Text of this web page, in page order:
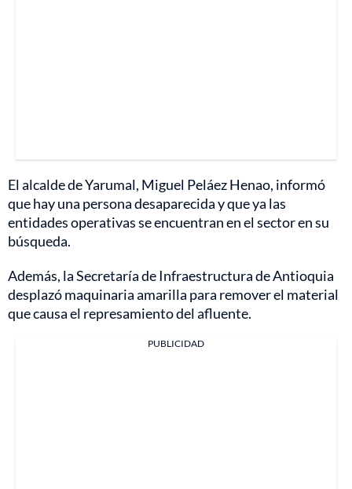
El alcalde de Yarumal, Miguel Peláez Henao, informó
que hay una persona desaparecida y que ya las
entidades operativas se encuentran en el sector en su
búsqueda.
Además, la Secretaría de Infraestructura de Antioquia
desplazó maquinaria amarilla para remover el material
que causa el represamiento del afluente.
PUBLICIDAD